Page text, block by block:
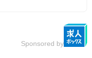
Sponsored by